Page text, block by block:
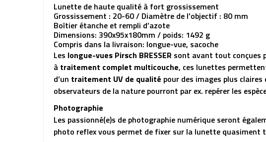
Lunette de haute qualité à fort grossissement
Grossissement : 20-60 / Diamètre de l’objectif : 80 mm
Boîtier étanche et rempli d’azote
Dimensions: 390x95x180mm / poids: 1492 g
Compris dans la livraison: longue-vue, sacoche
Les longue-vues Pirsch BRESSER sont avant tout conçues
à traitement complet multicouche, ces lunettes
d’un traitement UV de qualité pour des images plus
observateurs de la nature pourront par ex. repérer les
Photographie
Les passionné(e)s de photographie numérique seront
photo reflex vous permet de fixer sur la lunette quasiment